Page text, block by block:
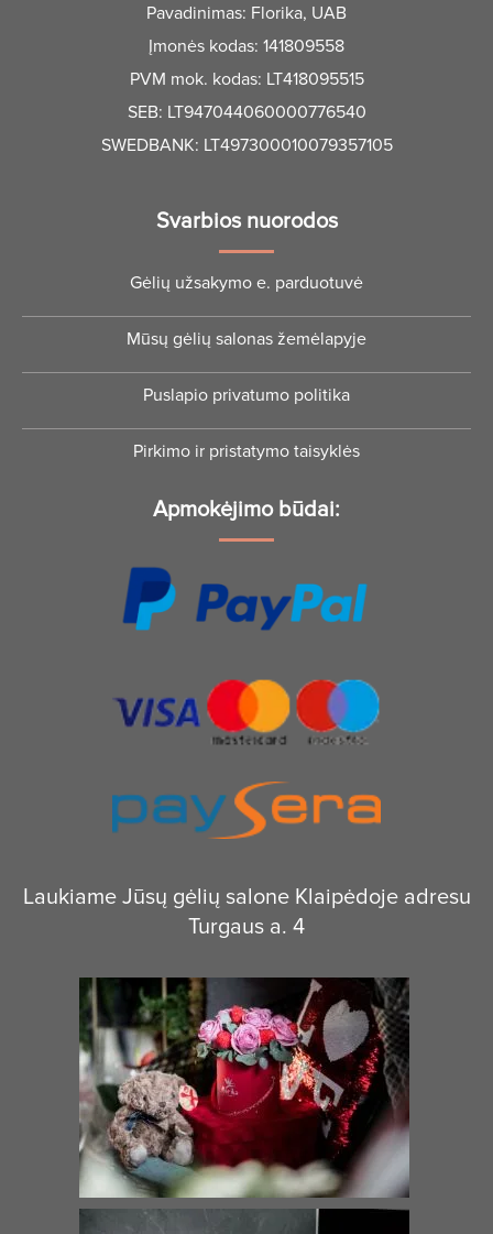
Pavadinimas: Florika, UAB
Įmonės kodas: 141809558
PVM mok. kodas: LT418095515
SEB: LT947044060000776540
SWEDBANK: LT497300010079357105
Svarbios nuorodos
Gėlių užsakymo e. parduotuvė
Mūsų gėlių salonas žemėlapyje
Puslapio privatumo politika
Pirkimo ir pristatymo taisyklės
Apmokėjimo būdai:
Laukiame Jūsų gėlių salone Klaipėdoje adresu
Turgaus a. 4